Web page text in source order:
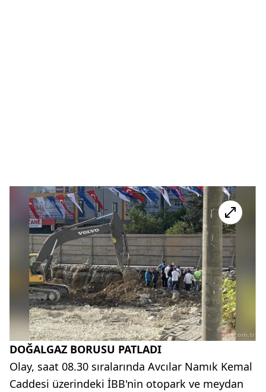
DOĞALGAZ BORUSU PATLADI
Olay, saat 08.30 sıralarında Avcılar Namık Kemal
Caddesi üzerindeki İBB'nin otopark ve meydan